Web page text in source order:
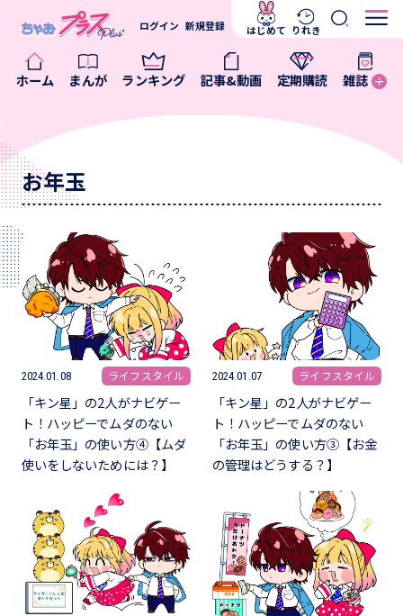
ホーム まんが ランキング 記事&動画 定期購読 雑誌
ログイン 新規登録 はじめて りれき
お年玉
2024.01.08 ライフスタイル
「キン星」の2人がナビゲー
ト！ハッピーでムダのない
「お年玉」の使い方④【ムダ
使いをしないためには？】
2024.01.07 ライフスタイル
「キン星」の2人がナビゲー
ト！ハッピーでムダのない
「お年玉」の使い方③【お金
の管理はどうする？】